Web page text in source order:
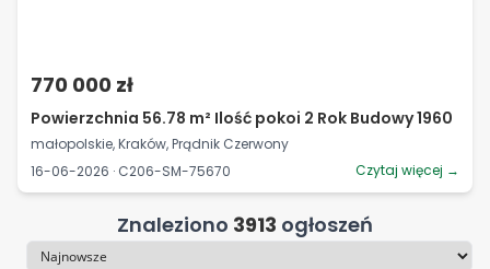
770 000 zł
Powierzchnia 56.78 m² Ilość pokoi 2 Rok Budowy 1960
małopolskie, Kraków, Prądnik Czerwony
16-06-2026 · C206-SM-75670
Czytaj więcej →
Znaleziono 3913 ogłoszeń